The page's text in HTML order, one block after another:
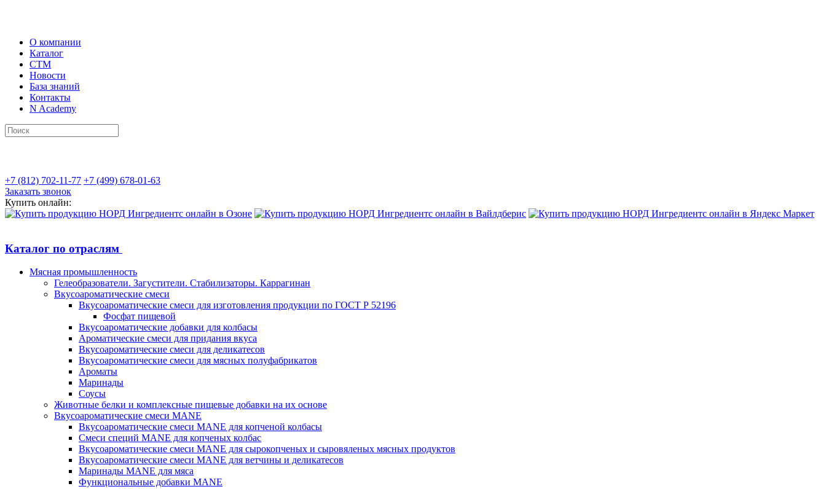
О компании
Каталог
СТМ
Новости
База знаний
Контакты
N Academy
+7 (812) 702-11-77 +7 (499) 678-01-63
Заказать звонок
Купить онлайн:
Каталог по отраслям
Мясная промышленность
Гелеобразователи. Загустители. Стабилизаторы. Каррагинан
Вкусоароматические смеси
Вкусоароматические смеси для изготовления продукции по ГОСТ Р 52196
Фосфат пищевой
Вкусоароматические добавки для колбасы
Ароматические смеси для придания вкуса
Вкусоароматические смеси для деликатесов
Вкусоароматические смеси для мясных полуфабрикатов
Ароматы
Маринады
Соусы
Животные белки и комплексные пищевые добавки на их основе
Вкусоароматические смеси MANE
Вкусоароматические смеси MANE для копченой колбасы
Смеси специй MANE для копченых колбас
Вкусоароматические смеси MANE для сырокопченых и сыровяленых мясных продуктов
Вкусоароматические смеси MANE для ветчины и деликатесов
Маринады MANE для мяса
Функциональные добавки MANE